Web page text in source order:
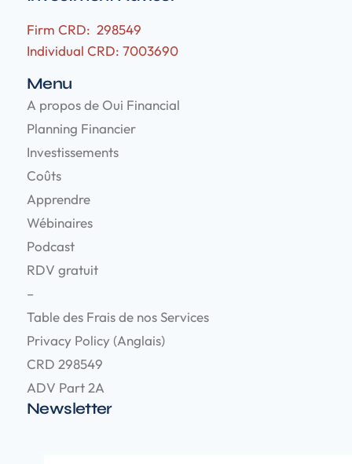
Firm CRD: 298549
Individual CRD: 7003690
Menu
A propos de Oui Financial
Planning Financier
Investissements
Coûts
Apprendre
Wébinaires
Podcast
RDV gratuit
–
Table des Frais de nos Services
Privacy Policy (Anglais)
CRD 298549
ADV Part 2A
Newsletter